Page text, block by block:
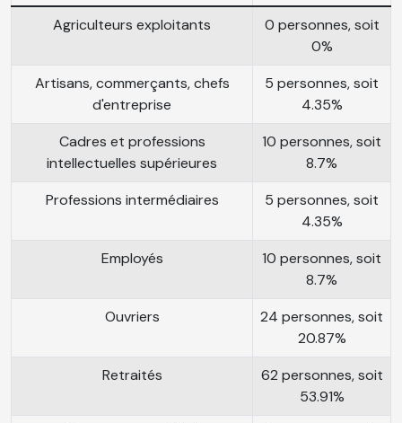
Agriculteurs exploitants
0 personnes, soit
0%
Artisans, commerçants, chefs
d'entreprise
5 personnes, soit
4.35%
Cadres et professions
intellectuelles supérieures
10 personnes, soit
8.7%
Professions intermédiaires
5 personnes, soit
4.35%
Employés
10 personnes, soit
8.7%
Ouvriers
24 personnes, soit
20.87%
Retraités
62 personnes, soit
53.91%